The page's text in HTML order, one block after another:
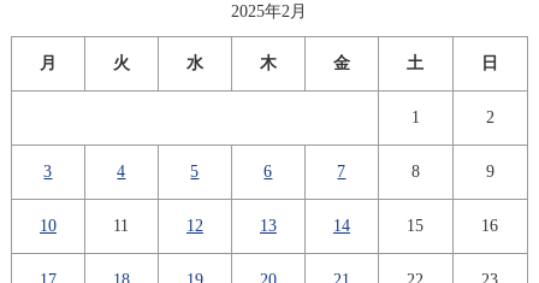
2025年2月
月 火 水 木 金 土 日
1 2
3 4 5 6 7 8 9
10 11 12 13 14 15 16